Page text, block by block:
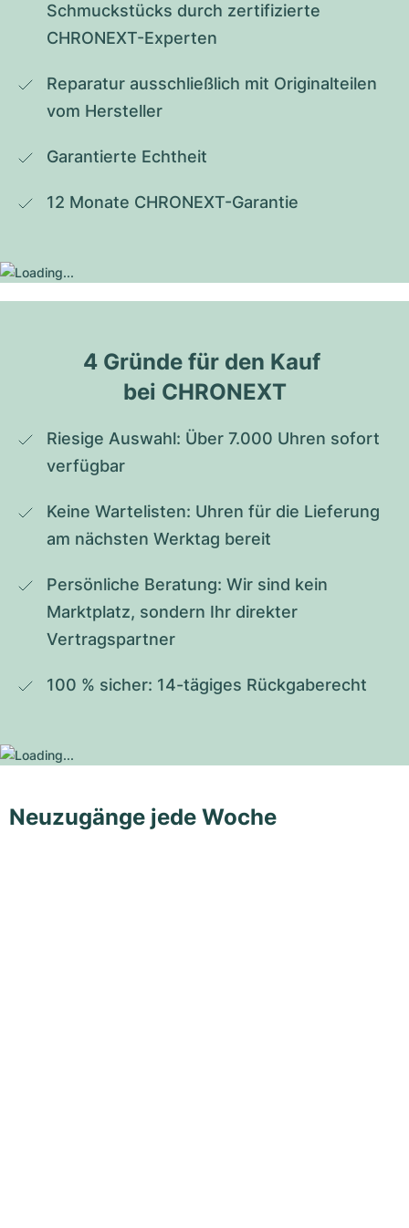
Schmuckstücks durch zertifizierte
CHRONEXT-Experten
Reparatur ausschließlich mit Originalteilen
vom Hersteller
Garantierte Echtheit
12 Monate CHRONEXT-Garantie
4 Gründe für den Kauf
bei CHRONEXT
Riesige Auswahl: Über 7.000 Uhren sofort
verfügbar
Keine Wartelisten: Uhren für die Lieferung
am nächsten Werktag bereit
Persönliche Beratung: Wir sind kein
Marktplatz, sondern Ihr direkter
Vertragspartner
100 % sicher: 14-tägiges Rückgaberecht
Neuzugänge jede Woche